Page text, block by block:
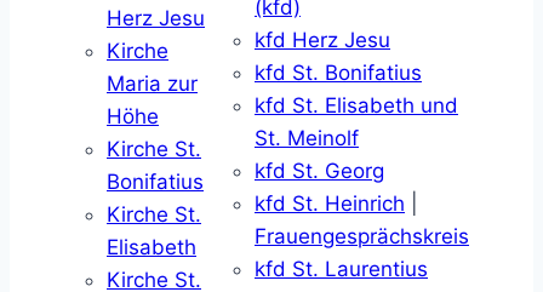
Herz Jesu
Kirche
Maria zur
Höhe
Kirche St.
Bonifatius
Kirche St.
Elisabeth
Kirche St.
(kfd)
kfd Herz Jesu
kfd St. Bonifatius
kfd St. Elisabeth und
St. Meinolf
kfd St. Georg
kfd St. Heinrich
Frauengesprächskreis
kfd St. Laurentius